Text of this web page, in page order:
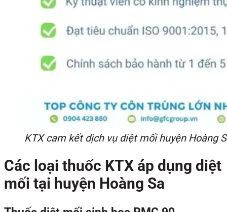
KTX cam kết dịch vụ diệt mối huyện Hoàng
Các loại thuốc KTX áp dụng diệt
mối tại huyện Hoàng Sa